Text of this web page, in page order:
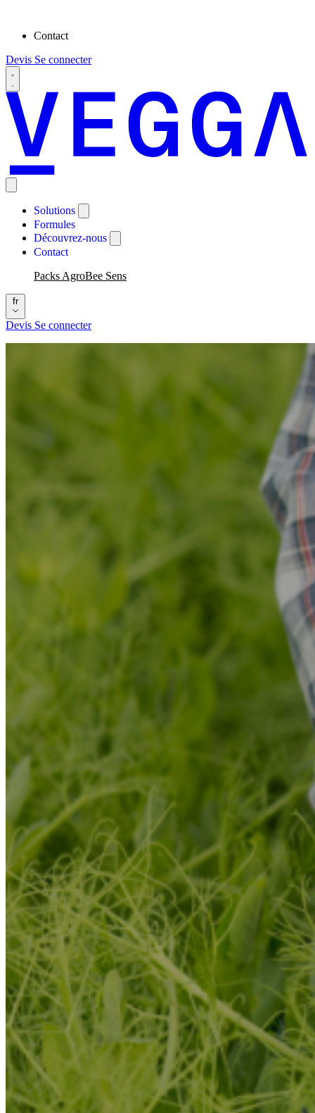
Contact
Devis Se connecter
Solutions
Formules
Découvrez-nous
Contact
Packs AgroBee Sens
fr
Devis Se connecter